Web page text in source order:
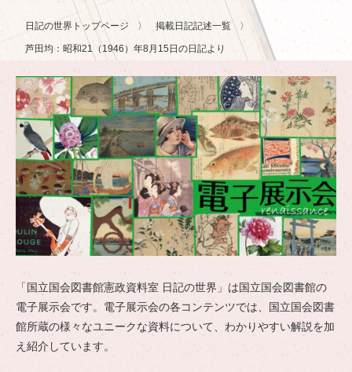
日記の世界トップページ 掲載日記記述一覧
芦田均：昭和21（1946）年8月15日の日記より
「国立国会図書館憲政資料室 日記の世界」は国立国会図書館の
電子展示会です。電子展示会の各コンテンツでは、国立国会図書
館所蔵の様々なユニークな資料について、わかりやすい解説を加
え紹介しています。